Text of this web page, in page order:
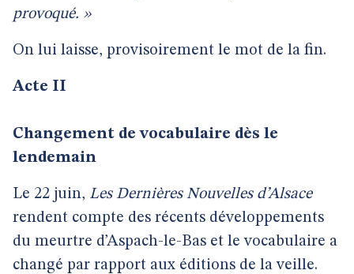
provoqué. »
On lui laisse, provisoirement le mot de la fin.
Acte II
Changement de vocabulaire dès le
lendemain
Le 22 juin, Les Dernières Nouvelles d’Alsace
rendent compte des récents développements
du meurtre d’Aspach-le-Bas et le vocabulaire a
changé par rapport aux éditions de la veille.